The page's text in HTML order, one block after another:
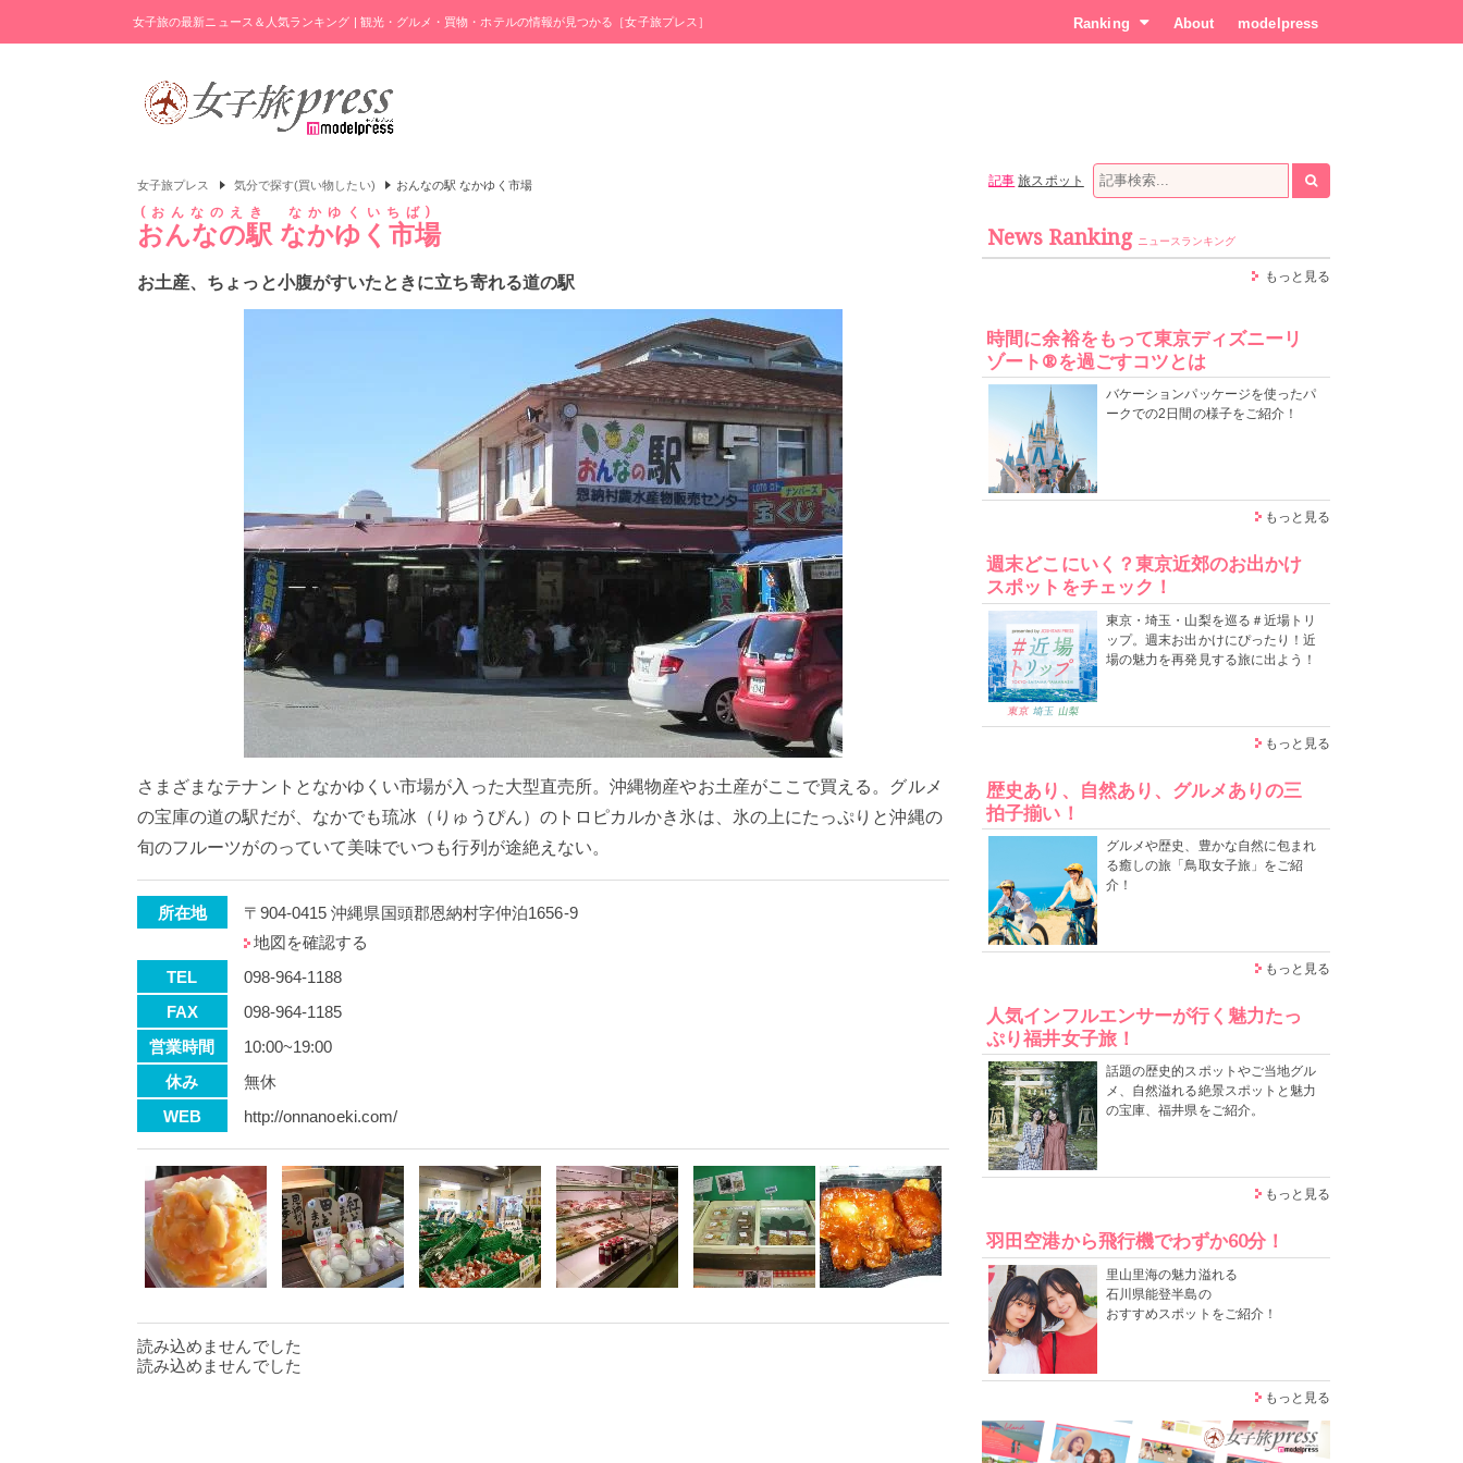
女子旅の最新ニュース＆人気ランキング | 観光・グルメ・買物・ホテルの情報が見つかる［女子旅プレス］ Ranking About modelpress
女子旅プレス 気分で探す(買い物したい) おんなの駅 なかゆく市場
おんなの駅 なかゆく市場
おんなのえき なかゆくいちば
お土産、ちょっと小腹がすいたときに立ち寄れる道の駅
さまざまなテナントとなかゆくい市場が入った大型直売所。沖縄物産やお土産がここで買える。グルメ
の宝庫の道の駅だが、なかでも琉冰（りゅうぴん）のトロピカルかき氷は、氷の上にたっぷりと沖縄の
旬のフルーツがのっていて美味でいつも行列が途絶えない。
所在地
〒904-0415 沖縄県国頭郡恩納村字仲泊1656-9
地図を確認する
TEL
098-964-1188
FAX
098-964-1185
営業時間
10:00~19:00
休み
無休
WEB
http://onnanoeki.com/
読み込めませんでした
読み込めませんでした
記事 旅スポット
News Ranking ニュースランキング
もっと見る
時間に余裕をもって東京ディズニーリ
ゾート®を過ごすコツとは
バケーションパッケージを使ったパ
ークでの2日間の様子をご紹介！
もっと見る
週末どこにいく？東京近郊のお出かけ
スポットをチェック！
東京・埼玉・山梨を巡る＃近場トリ
ップ。週末お出かけにぴったり！近
場の魅力を再発見する旅に出よう！
もっと見る
歴史あり、自然あり、グルメありの三
拍子揃い！
グルメや歴史、豊かな自然に包まれ
る癒しの旅「鳥取女子旅」をご紹
介！
もっと見る
人気インフルエンサーが行く魅力たっ
ぷり福井女子旅！
話題の歴史的スポットやご当地グル
メ、自然溢れる絶景スポットと魅力
の宝庫、福井県をご紹介。
もっと見る
羽田空港から飛行機でわずか60分！
里山里海の魅力溢れる
石川県能登半島の
おすすめスポットをご紹介！
もっと見る